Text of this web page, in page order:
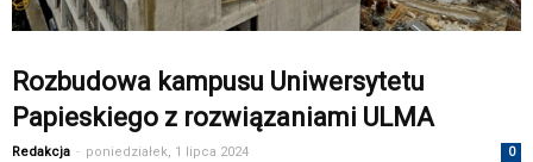
Rozbudowa kampusu Uniwersytetu
Papieskiego z rozwiązaniami ULMA
Redakcja - poniedziałek, 1 lipca 2024 0